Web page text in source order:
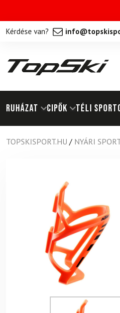
Kérdése van?
RUHÁZAT Cipők TÉLI
TOPSKISPORT.HU / NYÁRI